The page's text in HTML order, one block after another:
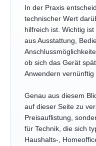
In der Praxis
technischer Wert
hilfreich ist. Wichtig
aus Ausstattung,
ob sich das Gerät
Anwendern vernünftig
Genau aus diesem
auf dieser Seite zu
Preisauflistung,
für Technik, die sich
Haushalts-,